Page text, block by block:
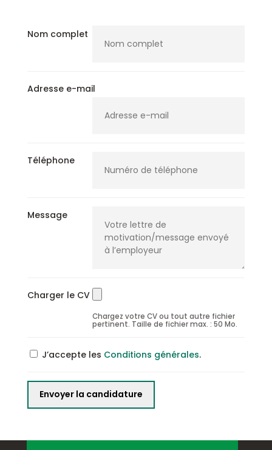
Nom complet
Adresse e-mail
Téléphone
Message
Charger le CV
Chargez votre CV ou tout autre fichier
pertinent. Taille de fichier max. : 50 Mo.
J’accepte les Conditions générales.